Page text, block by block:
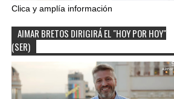
Clica y amplía información
AIMAR BRETOS DIRIGIRÁ EL "HOY POR HOY"
(SER)